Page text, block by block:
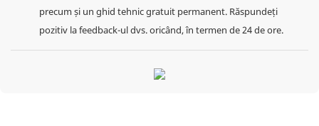
precum și un ghid tehnic gratuit permanent. Răspundeți
pozitiv la feedback-ul dvs. oricând, în termen de 24 de ore.